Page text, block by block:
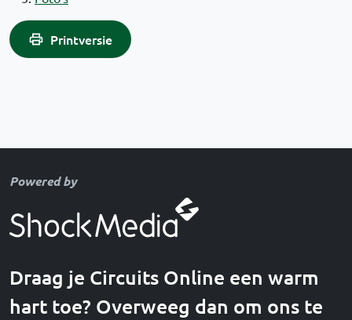
Printversie
Powered by
Draag je Circuits Online een warm
hart toe? Overweeg dan om ons te